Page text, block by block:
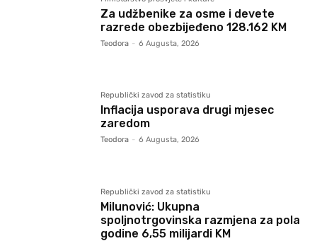
Za udžbenike za osme i devete
razrede obezbijeđeno 128.162 KM
Teodora - 6 Augusta, 2026
Republički zavod za statistiku
Inflacija usporava drugi mjesec
zaredom
Teodora - 6 Augusta, 2026
Republički zavod za statistiku
Milunović: Ukupna
spoljnotrgovinska razmjena za pola
godine 6,55 milijardi KM